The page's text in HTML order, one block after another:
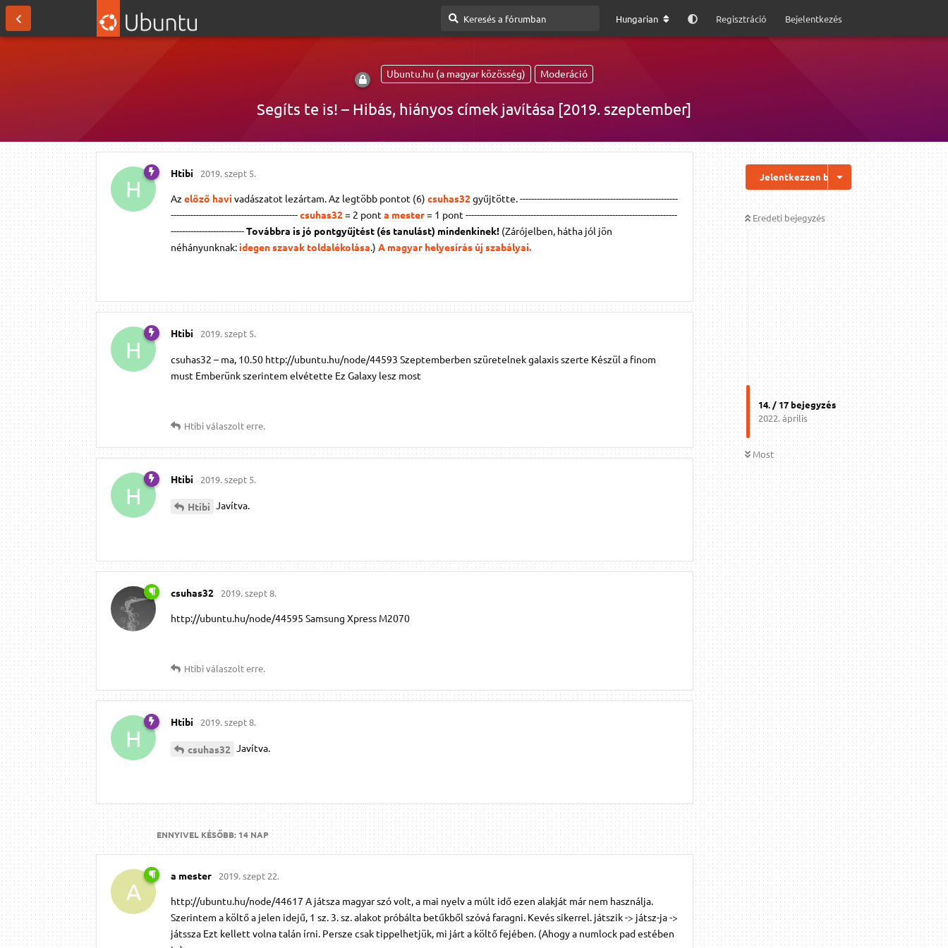
Hungarian Regisztráció Bejelentkezés
Ubuntu.hu (a magyar közösség) Moderáció
Segíts te is! – Hibás, hiányos címek javítása [2019. szeptember]
Jelentkezzen be a válaszhoz
Eredeti bejegyzés
14. / 17bejegyzés
2022. április
Most
H
Htibi 2019. szept 5.
Az előző havivadászatot lezártam. Az legtöbb pontot (6) csuhas32gyűjtötte. --------------------------------------------------------
---------------------------------------------csuhas32= 2 pont a mester= 1 pont ---------------------------------------------------------------------------
--------------------------Továbbra is jó pontgyűjtést (és tanulást) mindenkinek! (Zárójelben, hátha jól jön
néhányunknak: idegen szavak toldalékolása.) A magyar helyesírás új szabályai.
H
Htibi 2019. szept 5.
csuhas32 – ma, 10.50 http://ubuntu.hu/node/44593 Szeptemberben szüretelnek galaxis szerte Készül a finom
must Emberünk szerintem elvétette Ez Galaxy lesz most
Htibiválaszolt erre.
H
Htibi 2019. szept 5.
Htibi Javítva.
csuhas32 2019. szept 8.
http://ubuntu.hu/node/44595 Samsung Xpress M2070
Htibiválaszolt erre.
H
Htibi 2019. szept 8.
csuhas32 Javítva.
ENNYIVEL KÉSŐBB: 14 NAP
A
a mester 2019. szept 22.
http://ubuntu.hu/node/44617 A játsza magyar szó volt, a mai nyelv a múlt idő ezen alakját már nem használja.
Szerintem a költő a jelen idejű, 1 sz. 3. sz. alakot próbálta betűkből szóvá faragni. Kevés sikerrel. játszik -> játsz-ja ->
játssza Ezt kellett volna talán írni. Persze csak tippelhetjük, mi járt a költő fejében. (Ahogy a numlock pad estében